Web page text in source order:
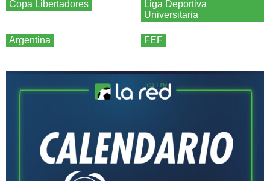
Copa Libertadores
Liga Deportiva
Universitaria
Argentina FEF